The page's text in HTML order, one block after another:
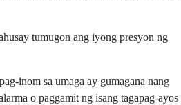
tumugon ang iyong presyon ng
inom sa umaga ay gumagana nang
o paggamit ng isang tagapag-ayos